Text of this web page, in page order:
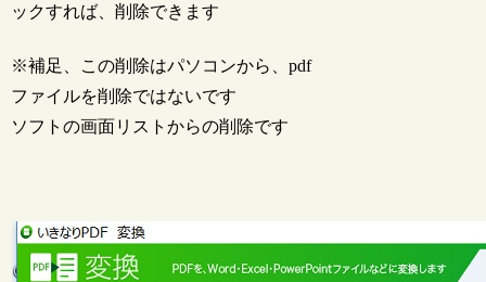
ックすれば、削除できます
※補足、この削除はパソコンから、pdf
ファイルを削除ではないです
ソフトの画面リストからの削除です